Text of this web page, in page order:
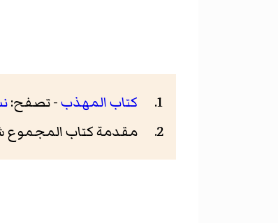
كتاب المهذب- تصفح:
مقدمة كتاب المجموع